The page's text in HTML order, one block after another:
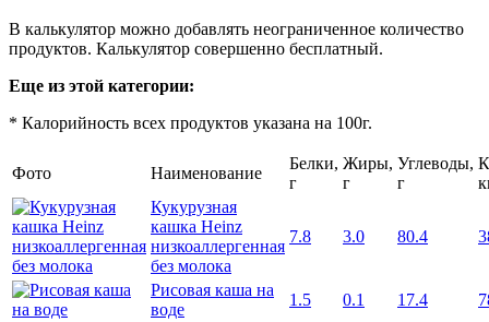
В калькулятор можно добавлять неограниченное количество
продуктов. Калькулятор совершенно бесплатный.
Еще из этой категории:
* Калорийность всех продуктов указана на 100г.
Фото Наименование
Белки,
г
Жиры,
г
Углеводы,
г
Кукурузная
кашка Heinz
низкоаллергенная
без молока
7.8 3.0 80.4
Рисовая каша на
воде
1.5 0.1 17.4